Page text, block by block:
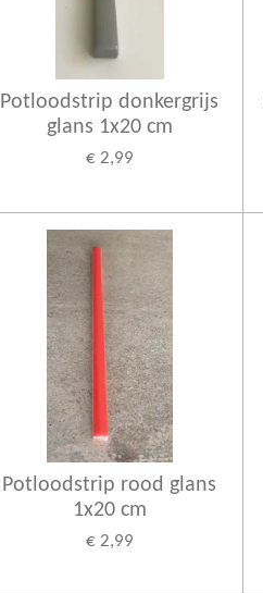
Potloodstrip donkergrijs
glans 1x20 cm
€ 2,99
Potloodstrip rood glans
1x20 cm
€ 2,99